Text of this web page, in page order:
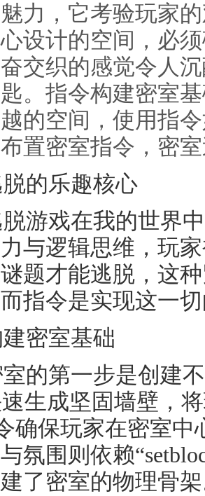
力，它考验玩家
设计的空间，必
交织的感觉令人
。指令构建密室
的空间，使用指
置密室指令，密
的乐趣核心
游戏在我的世界
与逻辑思维，玩
题才能逃脱，这
指令是实现这一
密室基础
的第一步是创建
生成坚固墙壁，
确保玩家在密室
氛围则依赖
了密室的物理骨